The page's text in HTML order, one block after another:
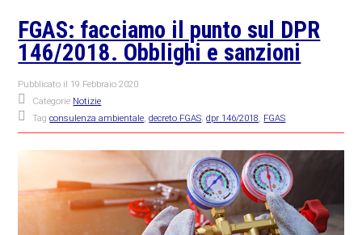
FGAS: facciamo il punto sul DPR
146/2018. Obblighi e sanzioni
Pubblicato il 19 Febbraio 2020
Categorie Notizie
Tagconsulenza ambientale ,decreto FGAS ,dpr 146/2018 FGAS